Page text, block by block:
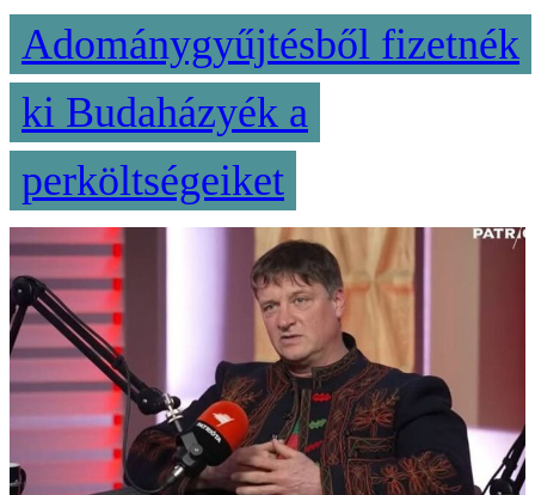
Adománygyűjtésből fizetnék
ki Budaházyék a
perköltségeiket